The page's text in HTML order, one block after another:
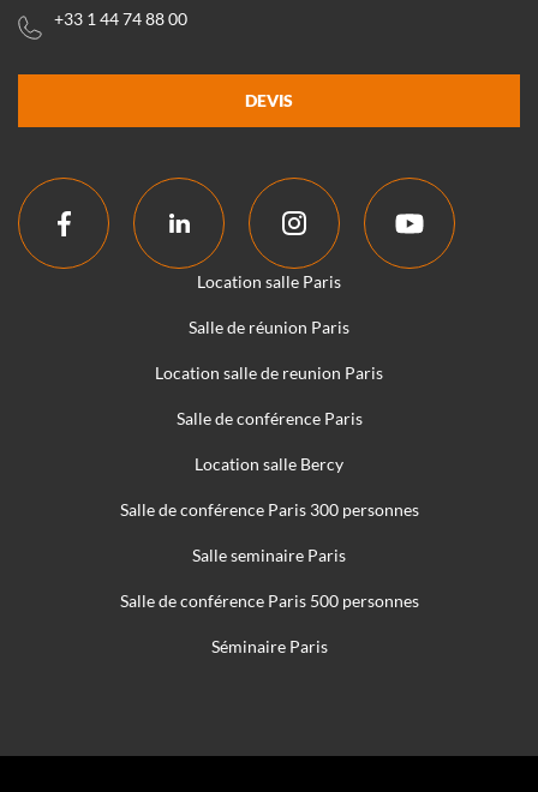
+33 1 44 74 88 00
DEVIS
Location salle Paris
Salle de réunion Paris
Location salle de reunion Paris
Salle de conférence Paris
Location salle Bercy
Salle de conférence Paris 300 personnes
Salle seminaire Paris
Salle de conférence Paris 500 personnes
Séminaire Paris